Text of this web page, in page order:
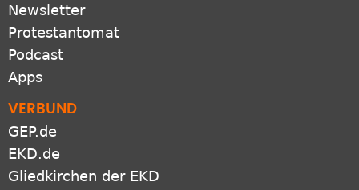
Newsletter
Protestantomat
Podcast
Apps
VERBUND
GEP.de
EKD.de
Gliedkirchen der EKD